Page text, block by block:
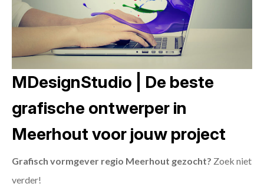
MDesignStudio | De beste
grafische ontwerper in
Meerhout voor jouw project
Grafisch vormgever regio Meerhout gezocht? Zoek niet
verder!